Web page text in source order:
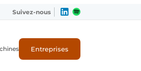
Suivez-nous
Entreprises